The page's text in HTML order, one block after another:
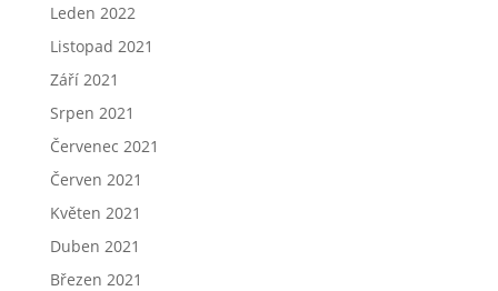
Leden 2022
Listopad 2021
Září 2021
Srpen 2021
Červenec 2021
Červen 2021
Květen 2021
Duben 2021
Březen 2021